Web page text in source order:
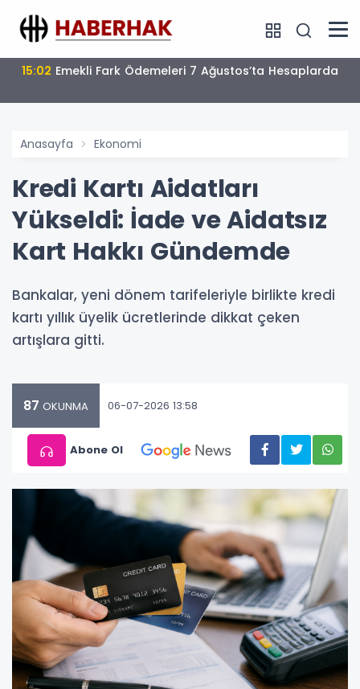
15:02 Emekli Fark Ödemeleri 7 Ağustos’ta Hesaplarda
Anasayfa Ekonomi
Kredi Kartı Aidatları
Yükseldi: İade ve Aidatsız
Kart Hakkı Gündemde
Bankalar, yeni dönem tarifeleriyle birlikte kredi
kartı yıllık üyelik ücretlerinde dikkat çeken
artışlara gitti.
87 OKUNMA 06-07-2026 13:58
Abone Ol